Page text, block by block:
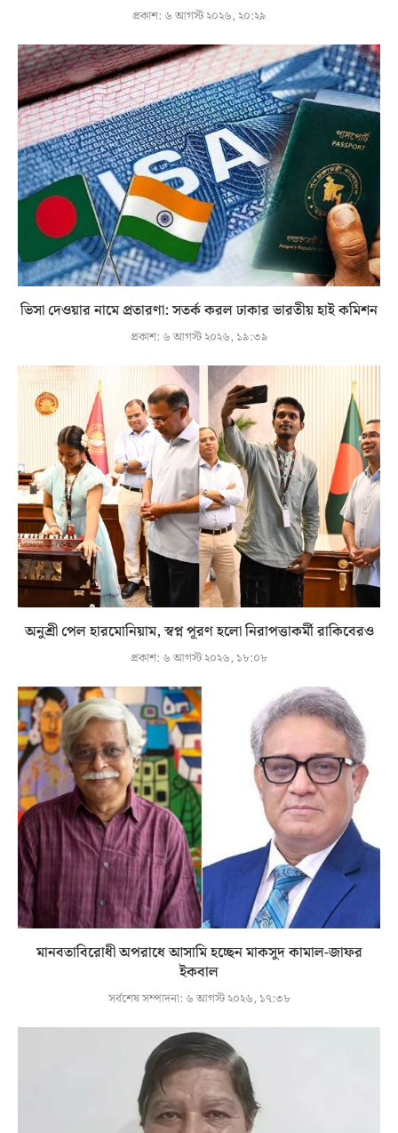
প্রকাশ: ৬ আগস্ট ২০২৬, ২০:২৯
ভিসা দেওয়ার নামে প্রতারণা: সতর্ক করল ঢাকার ভারতীয় হাই কমিশন
প্রকাশ: ৬ আগস্ট ২০২৬, ১৯:৩৯
অনুশ্রী পেল হারমোনিয়াম, স্বপ্ন পূরণ হলো নিরাপত্তাকর্মী রাকিবেরও
প্রকাশ: ৬ আগস্ট ২০২৬, ১৮:০৮
মানবতাবিরোধী অপরাধে আসামি হচ্ছেন মাকসুদ কামাল-জাফর
ইকবাল
সর্বশেষ সম্পাদনা: ৬ আগস্ট ২০২৬, ১৭:৩৮